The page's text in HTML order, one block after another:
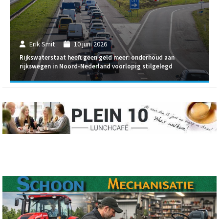
Erik Smit 10 juni 2026
Rijkswaterstaat heeft geen geld meer: onderhoud aan
rijkswegen in Noord-Nederland voorlopig stilgelegd